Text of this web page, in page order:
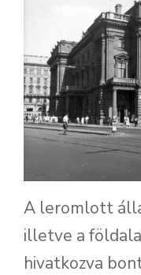
A leromlott
illetve a
hivatkozva